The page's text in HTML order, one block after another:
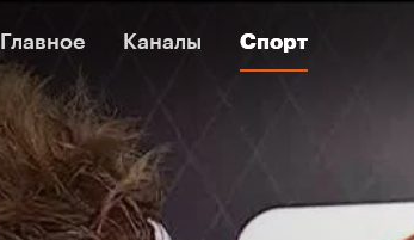
Главное Каналы Спорт
Главное Каналы Спорт